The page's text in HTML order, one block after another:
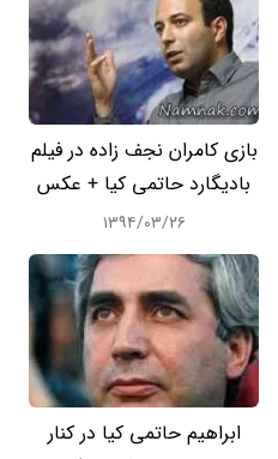
بازی کامران نجف زاده در فیلم
بادیگارد حاتمی کیا + عکس
۱۳۹۴/۰۳/۲۶
ابراهیم حاتمی کیا در کنار